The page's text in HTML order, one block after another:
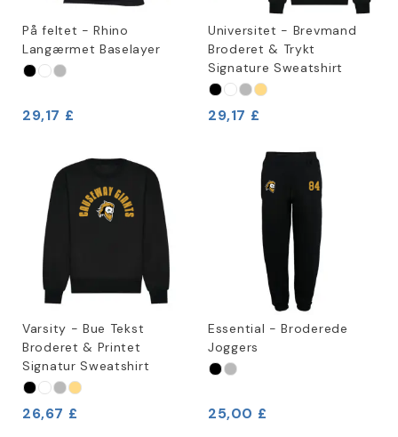
På feltet - Rhino
Langærmet Baselayer
29,17 £
Universitet - Brevmand
Broderet & Trykt
Signature Sweatshirt
29,17 £
Varsity - Bue Tekst
Broderet & Printet
Signatur Sweatshirt
26,67 £
Essential - Broderede
Joggers
25,00 £